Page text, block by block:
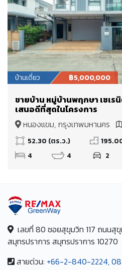
บ้านเดี่ยว ฿5,000,000
ขายบ้าน หมู่บ้านพฤกษา เซเร
เสนอดีที่สุดในโครงการ
หนองแขม, กรุงเทพมหานคร
52.30 (ตร.ว.)
4
4 2
เลขที่ 80 ซอยสุขุมวิท 117 ถนนสุ
สมุทรปราการ สมุทรปราการ 10270
สายด่วน: +66-2-840-2224,